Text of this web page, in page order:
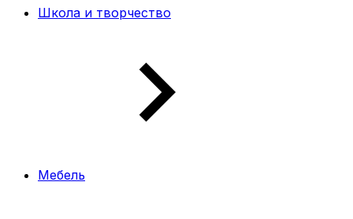
Школа и творчество
Мебель